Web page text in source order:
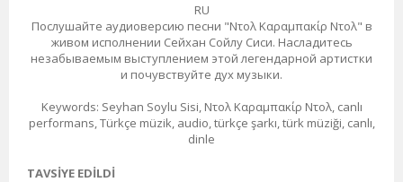
RU
Послушайте аудиоверсию песни "Ντολ Καραμπακίρ Ντολ" в
живом исполнении Сейхан Сойлу Сиси. Насладитесь
незабываемым выступлением этой легендарной артистки
и почувствуйте дух музыки.
Keywords: Seyhan Soylu Sisi, Ντολ Καραμπακίρ Ντολ, canlı
performans, Türkçe müzik, audio, türkçe şarkı, türk müziği, canlı,
dinle
TAVSIYE EDILDI